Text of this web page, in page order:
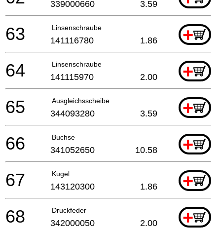
339000660 3.59
Linsenschraube +
63 141116780 1.86
Linsenschraube +
64 141115970 2.00
Ausgleichsscheibe +
65 344093280 3.59
Buchse +
66 341052650 10.58
Kugel +
67 143120300 1.86
Druckfeder +
68 342000050 2.00